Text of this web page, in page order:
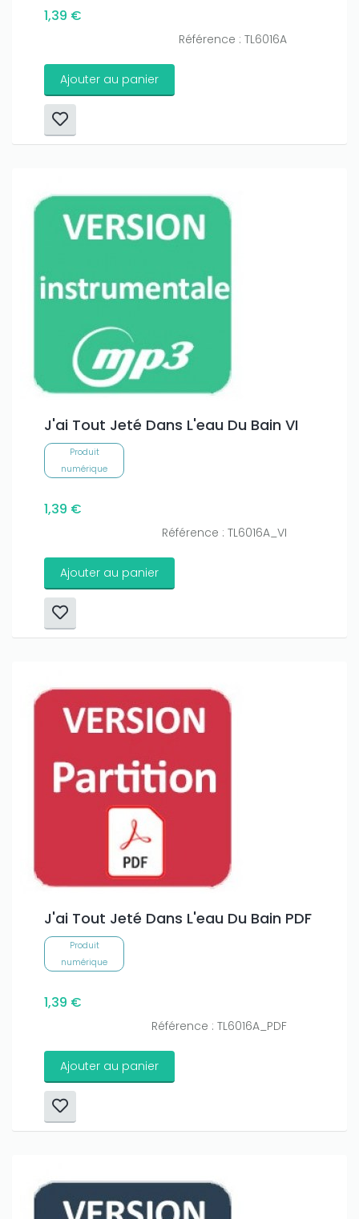
1,39 €
Référence : TL6016A
Ajouter au panier
J'ai Tout Jeté Dans L'eau Du Bain VI
Produit
numérique
1,39 €
Référence : TL6016A_VI
Ajouter au panier
J'ai Tout Jeté Dans L'eau Du Bain PDF
Produit
numérique
1,39 €
Référence : TL6016A_PDF
Ajouter au panier